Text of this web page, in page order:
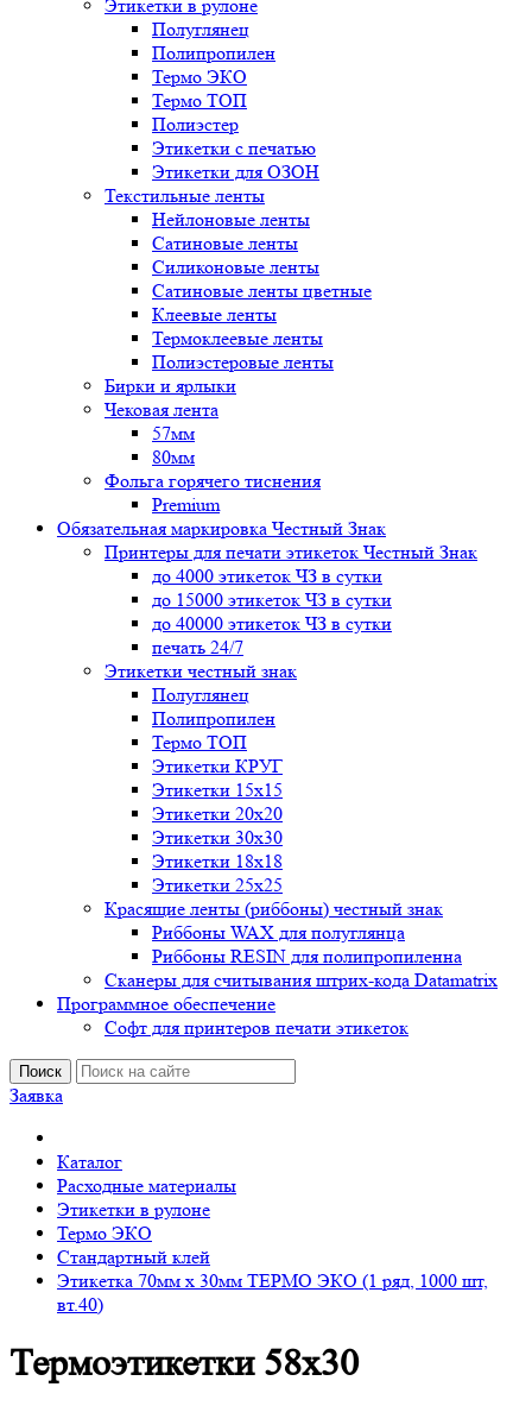
Этикетки в рулоне
Полуглянец
Полипропилен
Термо ЭКО
Термо ТОП
Полиэстер
Этикетки с печатью
Этикетки для ОЗОН
Текстильные ленты
Нейлоновые ленты
Сатиновые ленты
Силиконовые ленты
Сатиновые ленты цветные
Клеевые ленты
Термоклеевые ленты
Полиэстеровые ленты
Бирки и ярлыки
Чековая лента
57мм
80мм
Фольга горячего тиснения
Premium
Обязательная маркировка Честный Знак
Принтеры для печати этикеток Честный Знак
до 4000 этикеток ЧЗ в сутки
до 15000 этикеток ЧЗ в сутки
до 40000 этикеток ЧЗ в сутки
печать 24/7
Этикетки честный знак
Полуглянец
Полипропилен
Термо ТОП
Этикетки КРУГ
Этикетки 15х15
Этикетки 20х20
Этикетки 30х30
Этикетки 18х18
Этикетки 25х25
Красящие ленты (риббоны) честный знак
Риббоны WAX для полуглянца
Риббоны RESIN для полипропиленна
Сканеры для считывания штрих-кода Datamatrix
Программное обеспечение
Софт для принтеров печати этикеток
Поиск
Заявка
Каталог
Расходные материалы
Этикетки в рулоне
Термо ЭКО
Стандартный клей
Этикетка 70мм х 30мм ТЕРМО ЭКО (1 ряд, 1000 шт,
вт.40)
Термоэтикетки 58х30